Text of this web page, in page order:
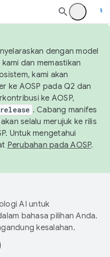
dengan model
dan memastikan
kami akan
ke AOSP pada Q2 dan
ke AOSP,
. Cabang manifes
akan selalu merujuk ke rilis
Untuk mengetahui
Perubahan pada AOSP.
AI untuk
bahasa pilihan Anda.
kesalahan.